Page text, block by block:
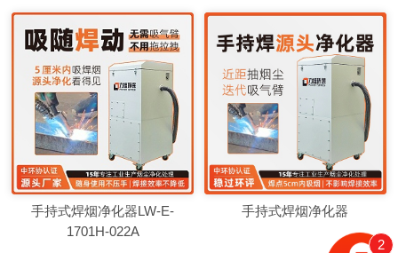
手持式焊烟净化器LW-E-
1701H-022A
手持式焊烟净化器
2